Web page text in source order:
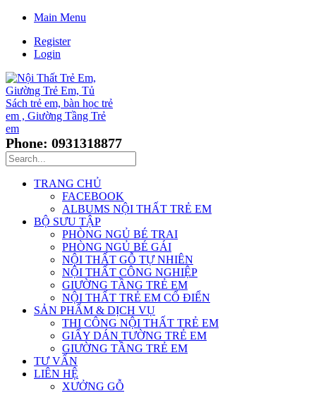
Main Menu
Register
Login
Phone: 0931318877
TRANG CHỦ
FACEBOOK
ALBUMS NỘI THẤT TRẺ EM
BỘ SƯU TẬP
PHÒNG NGỦ BÉ TRAI
PHÒNG NGỦ BÉ GÁI
NỘI THẤT GỖ TỰ NHIÊN
NỘI THẤT CÔNG NGHIỆP
GIƯỜNG TẦNG TRẺ EM
NỘI THẤT TRẺ EM CỔ ĐIỂN
SẢN PHẨM & DỊCH VỤ
THI CÔNG NỘI THẤT TRẺ EM
GIẤY DÁN TƯỜNG TRẺ EM
GIƯỜNG TẦNG TRẺ EM
TƯ VẤN
LIÊN HỆ
XƯỞNG GỖ